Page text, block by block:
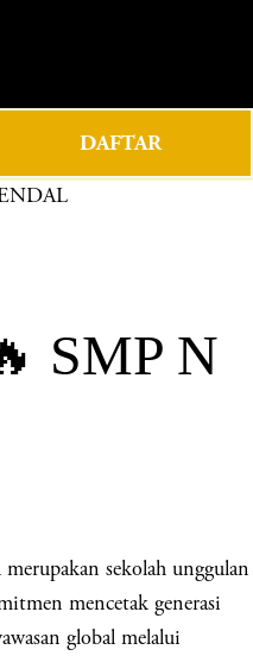
DAFTAR
SMP N
sekolah unggulan
mencetak generasi
global melalui